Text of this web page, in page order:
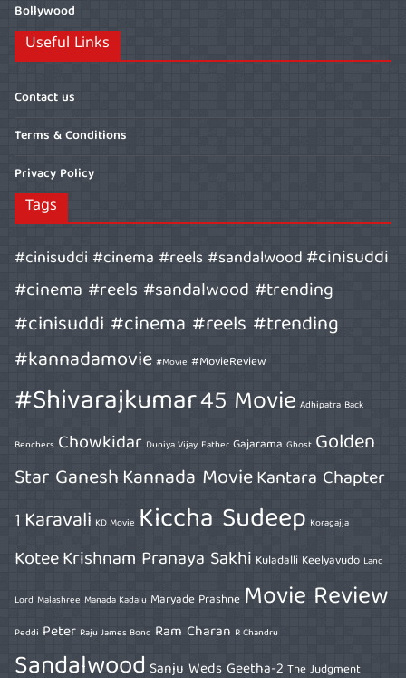
Bollywood
Useful Links
Contact us
Terms & Conditions
Privacy Policy
Tags
#cinisuddi #cinema #reels #sandalwood#cinisuddi
#cinema #reels #sandalwood #trending
#cinisuddi #cinema #reels #trending
#kannadamovie #Movie #MovieReview
#Shivarajkumar45 Movie Adhipatra Back
Benchers Chowkidar Duniya Vijay Father Gajarama Ghost Golden
Star GaneshKannada MovieKantara Chapter
1 Karavali KD Movie Kiccha Sudeep Koragajja
KoteeKrishnam Pranaya Sakhi Kuladalli Keelyavudo Land
Lord Malashree Manada Kadalu Maryade Prashne Movie Review
Peddi Peter Raju James Bond Ram Charan R Chandru
Sandalwood Sanju Weds Geetha-2 The Judgment